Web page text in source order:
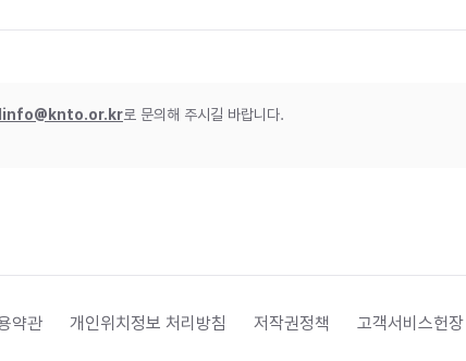
로 문의해 주시길 바랍니다.
약관 개인위치정보 처리방침 저작권정책 고객서비스헌장